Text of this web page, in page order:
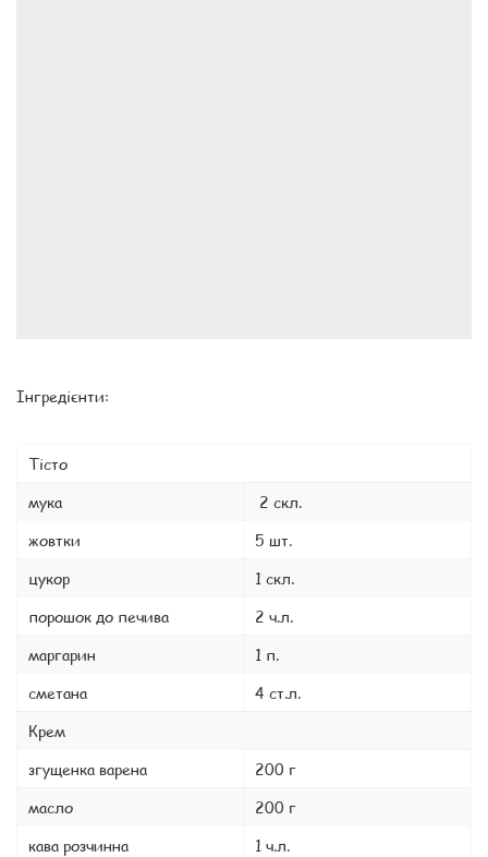
Інгредієнти:
Тісто
мука
2 скл.
жовтки
5 шт.
цукор
1 скл.
порошок до печива
2 ч.л.
маргарин
1 п.
сметана
4 ст.л.
Крем
згущенка варена
200 г
масло
200 г
кава розчинна
1 ч.л.